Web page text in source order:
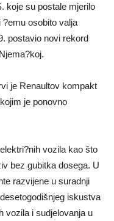
koje su postale mjerilo
osobito valja
postavio novi rekord
je Renaultov kompakt
je ponovno
vozila kao što
bez gubitka dosega. U
razvijene u suradnji
iskustva
vozila i sudjelovanja u